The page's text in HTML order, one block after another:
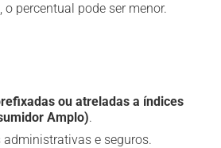
, o percentual pode ser menor.
ou atreladas a índices
Amplo).
e seguros.